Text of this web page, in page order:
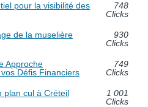
pour la visibilité des
748
Clicks
de la muselière
930
Clicks
Approche
Défis Financiers
749
Clicks
plan cul à Créteil
1 001
Clicks